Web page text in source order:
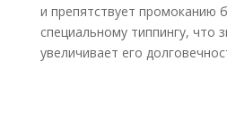
и препятствует промоканию
специальному типпингу, что
увеличивает его